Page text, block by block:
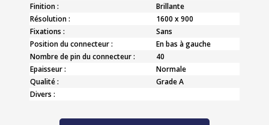
Finition :
Brillante
Résolution :
1600 x 900
Fixations :
Sans
Position du connecteur :
En bas à gauche
Nombre de pin du connecteur :
40
Epaisseur :
Normale
Qualité :
Grade A
Divers :